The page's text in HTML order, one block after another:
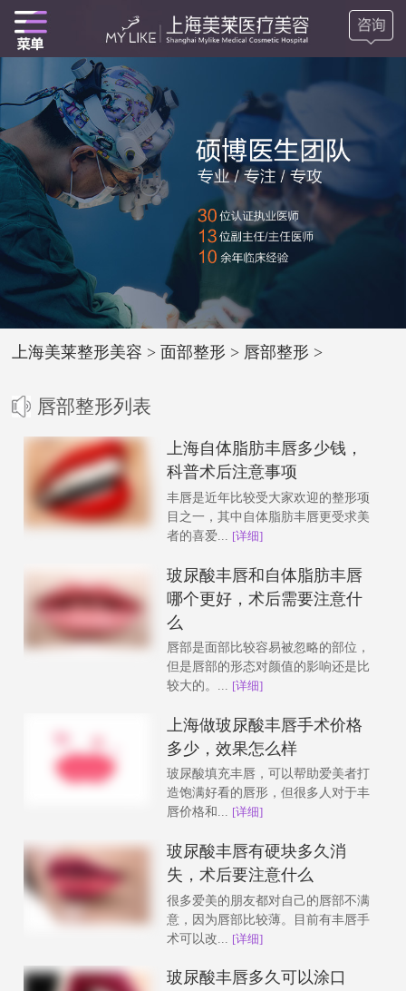
上海美莱整形美容 > 面部整形 > 唇部整形 >
唇部整形列表
上海自体脂肪丰唇多少钱，
科普术后注意事项
丰唇是近年比较受大家欢迎的整形项
目之一，其中自体脂肪丰唇更受求美
者的喜爱... [详细]
玻尿酸丰唇和自体脂肪丰唇
哪个更好，术后需要注意什
么
唇部是面部比较容易被忽略的部位，
但是唇部的形态对颜值的影响还是比
较大的。... [详细]
上海做玻尿酸丰唇手术价格
多少，效果怎么样
玻尿酸填充丰唇，可以帮助爱美者打
造饱满好看的唇形，但很多人对于丰
唇价格和... [详细]
玻尿酸丰唇有硬块多久消
失，术后要注意什么
很多爱美的朋友都对自己的唇部不满
意，因为唇部比较薄。目前有丰唇手
术可以改... [详细]
玻尿酸丰唇多久可以涂口